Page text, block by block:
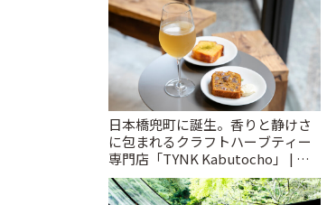
日本橋兜町に誕生。香りと静けさ
に包まれるクラフトハーブティー
専門店「TYNK Kabutocho」 | こ
とりっぷ